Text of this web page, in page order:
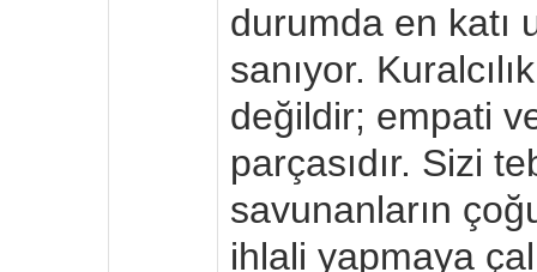
durumda en katı
sanıyor.
değildir; empati
parçasıdır. Sizi
savunanların
ihlali yapmaya